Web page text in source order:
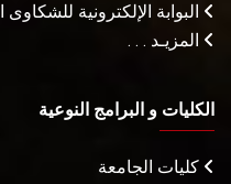
البوابة الإلكترونية
المزيـد . . .
الكليات و البرامج النوعية
كليات الجامعة